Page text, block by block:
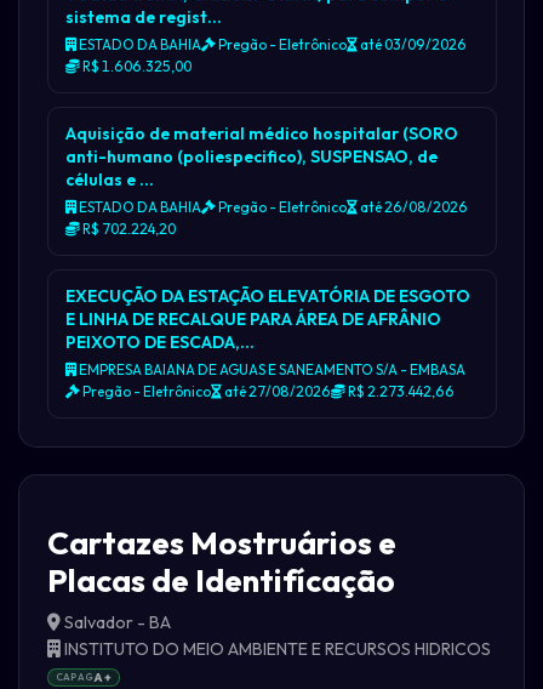
sistema de regist…
ESTADO DA BAHIA Pregão - Eletrônico até 03/09/2026
R$ 1.606.325,00
Aquisição de material médico hospitalar (SORO
anti-humano (poliespecifico), SUSPENSAO, de
células e …
ESTADO DA BAHIA Pregão - Eletrônico até 26/08/2026
R$ 702.224,20
EXECUÇÃO DA ESTAÇÃO ELEVATÓRIA DE ESGOTO
E LINHA DE RECALQUE PARA ÁREA DE AFRÂNIO
PEIXOTO DE ESCADA,…
EMPRESA BAIANA DE AGUAS E SANEAMENTO S/A - EMBASA
Pregão - Eletrônico até 27/08/2026 R$ 2.273.442,66
Cartazes Mostruários e
Placas de Identifícação
Salvador - BA
INSTITUTO DO MEIO AMBIENTE E RECURSOS HIDRICOS
CAPAGA+